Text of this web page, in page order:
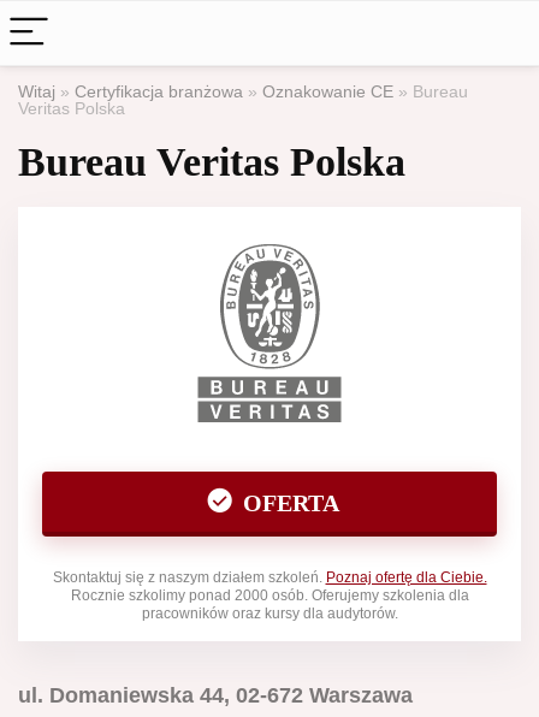
Witaj » Certyfikacja branżowa » Oznakowanie CE » Bureau
Veritas Polska
Bureau Veritas Polska
OFERTA
Skontaktuj się z naszym działem szkoleń. Poznaj ofertę dla Ciebie.
Rocznie szkolimy ponad 2000 osób. Oferujemy szkolenia dla
pracowników oraz kursy dla audytorów.
ul. Domaniewska 44, 02-672 Warszawa